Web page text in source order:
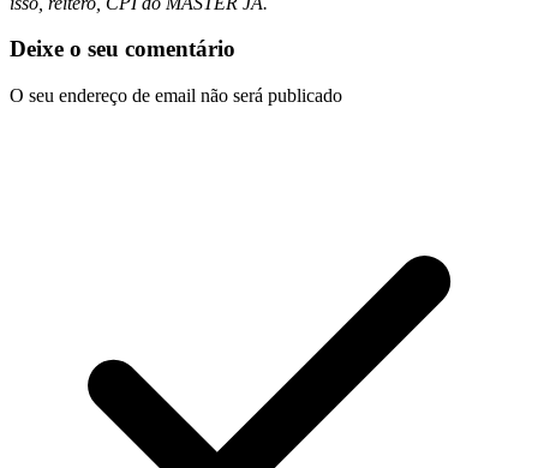
Deixe o seu comentário
O seu endereço de email não será publicado